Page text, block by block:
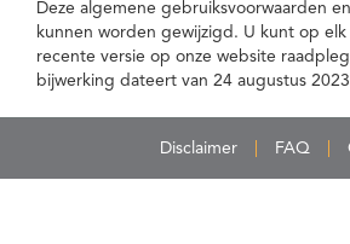
Deze algemene gebruiksvoorwaarden
kunnen worden gewijzigd. U kunt op
recente versie op onze website
bijwerking dateert van 24 augustus
Disclaimer FAQ